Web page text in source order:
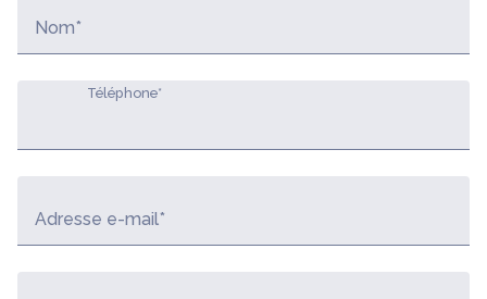
Nom*
Téléphone*
Adresse e-mail*